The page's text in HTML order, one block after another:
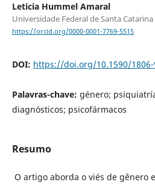
Leticia Hummel Amaral
Universidade Federal de Santa Catarina
https://orcid.org/0000-0001-7769-5515
DOI: https://doi.org/10.1590/1806-
Palavras-chave: género;
diagnósticos; psicofármacos
Resumo
O artigo aborda o viés de gênero